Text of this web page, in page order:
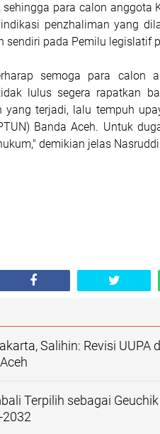
sehingga para calon anggota
penzhaliman yang
sendiri pada Pemilu legislatif
semoga para calon
lulus segera rapatkan
yang terjadi, lalu tempuh
Banda Aceh. Untuk
demikian jelas
Salihin: Revisi UUPA
Terpilih sebagai
2032